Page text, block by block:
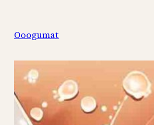
содержимому
Ooogumat